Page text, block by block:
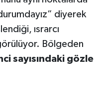
diyerek
ısrarcı
Bölgeden
sayısındaki gözle